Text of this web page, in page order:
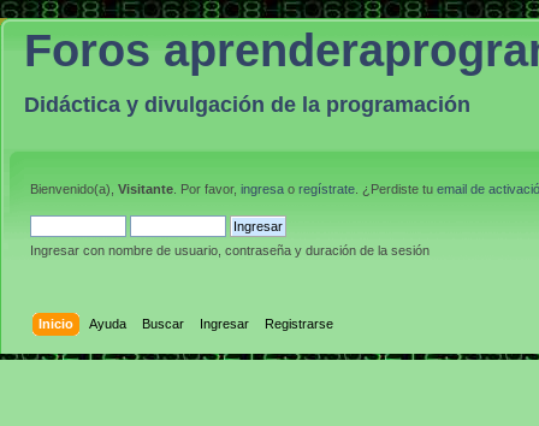
Foros
Didáctica y divulgación de la programación
Bienvenido(a), Visitante . Por favor, ingresa o regístrate . ¿Perdiste tu email de
Ingresar con nombre de usuario, contraseña y duración de la sesión
Inicio Ayuda Buscar Ingresar Registrarse